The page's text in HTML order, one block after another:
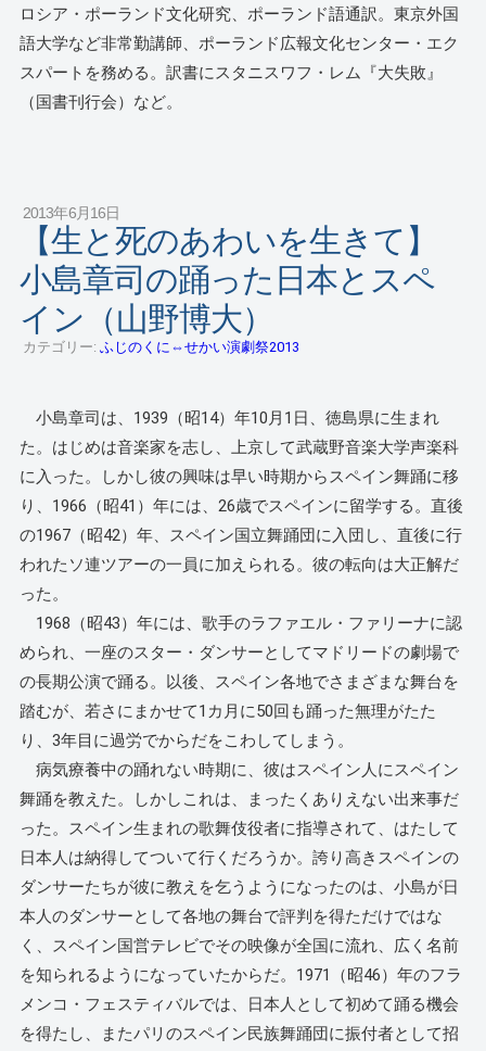
ロシア・ポーランド文化研究、ポーランド語通訳。東京外国
語大学など非常勤講師、ポーランド広報文化センター・エク
スパートを務める。訳書にスタニスワフ・レム『大失敗』
（国書刊行会）など。
2013年6月16日
【生と死のあわいを生きて】
小島章司の踊った日本とスペ
イン（山野博大）
カテゴリー: ふじのくに⇔せかい演劇祭2013
小島章司は、1939（昭14）年10月1日、徳島県に生まれ
た。はじめは音楽家を志し、上京して武蔵野音楽大学声楽科
に入った。しかし彼の興味は早い時期からスペイン舞踊に移
り、1966（昭41）年には、26歳でスペインに留学する。直後
の1967（昭42）年、スペイン国立舞踊団に入団し、直後に行
われたソ連ツアーの一員に加えられる。彼の転向は大正解だ
った。
1968（昭43）年には、歌手のラファエル・ファリーナに認
められ、一座のスター・ダンサーとしてマドリードの劇場で
の長期公演で踊る。以後、スペイン各地でさまざまな舞台を
踏むが、若さにまかせて1カ月に50回も踊った無理がたた
り、3年目に過労でからだをこわしてしまう。
病気療養中の踊れない時期に、彼はスペイン人にスペイン
舞踊を教えた。しかしこれは、まったくありえない出来事だ
った。スペイン生まれの歌舞伎役者に指導されて、はたして
日本人は納得してついて行くだろうか。誇り高きスペインの
ダンサーたちが彼に教えを乞うようになったのは、小島が日
本人のダンサーとして各地の舞台で評判を得ただけではな
く、スペイン国営テレビでその映像が全国に流れ、広く名前
を知られるようになっていたからだ。1971（昭46）年のフラ
メンコ・フェスティバルでは、日本人として初めて踊る機会
を得たし、またパリのスペイン民族舞踊団に振付者として招